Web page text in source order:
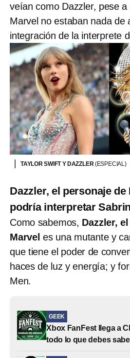
veían como Dazzler, pese
Marvel no estaban nada de
integración de la interprete
TAYLOR SWIFT Y DAZZLER(ESPECIAL)
Dazzler, el personaje de
podría interpretar
Como sabemos, Dazzler,
Marveles una mutante y
que tiene el poder de
haces de luz y energía; y
Men.
GEEK
Xbox FanFest llega a
todo lo que debes